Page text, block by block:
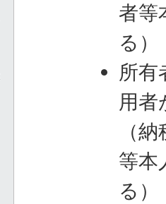
者等
る）
所有
用者
（
等本
る）